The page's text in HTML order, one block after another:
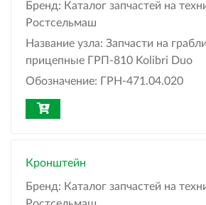
Бренд: Каталог запчастей на
Ростсельмаш
Название узла: Запчасти на
прицепные ГРП-810 Kolibri Duo
Обозначение: ГРН-471.04.020
Кронштейн
Бренд: Каталог запчастей на